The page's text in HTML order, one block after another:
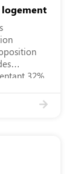
logement
32%